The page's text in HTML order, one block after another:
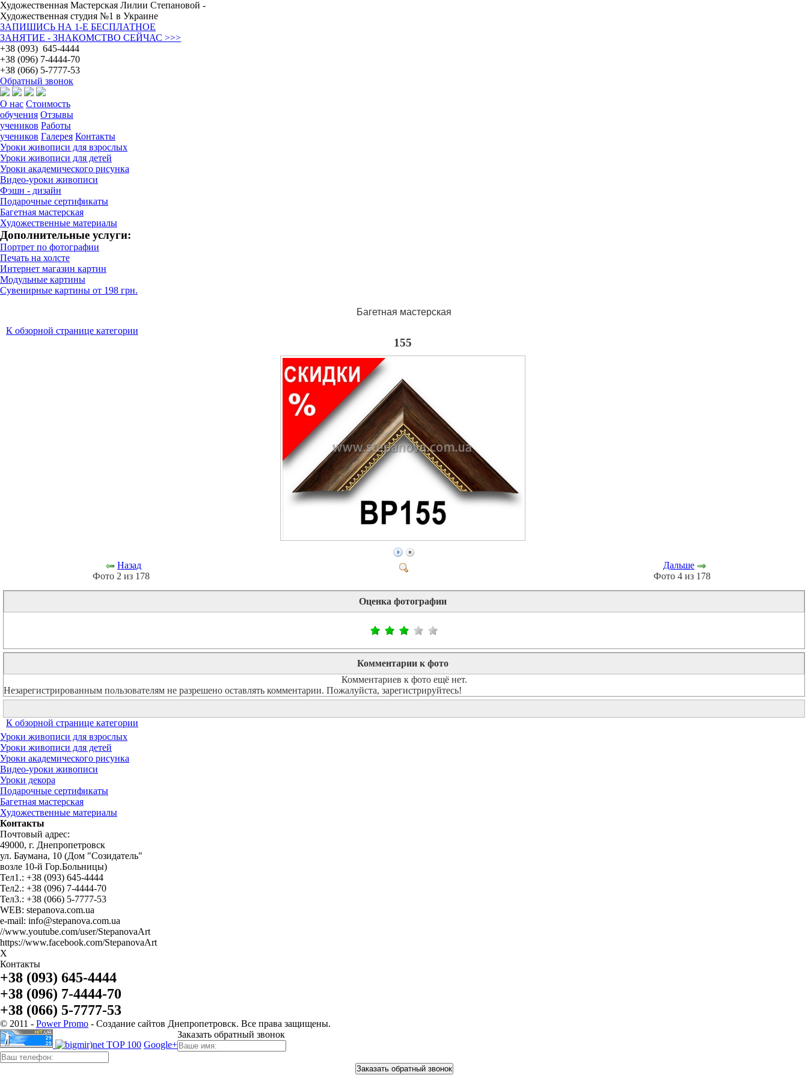
Художественная Мастерская Лилии Степановой -
Художественная студия №1 в Украине
ЗАПИШИСЬ НА 1-Е БЕСПЛАТНОЕ
ЗАНЯТИЕ - ЗНАКОМСТВО СЕЙЧАС >>>
+38 (093) 645-4444
+38 (096) 7-4444-70
+38 (066) 5-7777-53
Обратный звонок
О нас Стоимость
обучения Отзывы
учеников Работы
учеников Галерея Контакты
Уроки живописи для взрослых
Уроки живописи для детей
Уроки академического рисунка
Видео-уроки живописи
Фэшн - дизайн
Подарочные сертификаты
Багетная мастерская
Художественные материалы
Дополнительные услуги:
Портрет по фотографии
Печать на холсте
Интернет магазин картин
Модульные картины
Сувенирные картины от 198 грн.
Багетная мастерская
К обзорной странице категории
155
Назад
Фото 2 из 178
Дальше
Фото 4 из 178
Оценка фотографии
Комментарии к фото
Комментариев к фото ещё нет.
Незарегистрированным пользователям не разрешено оставлять комментарии. Пожалуйста, зарегистрируйтесь!
К обзорной странице категории
Уроки живописи для взрослых
Уроки живописи для детей
Уроки академического рисунка
Видео-уроки живописи
Уроки декора
Подарочные сертификаты
Багетная мастерская
Художественные материалы
Контакты
Почтовый адрес:
49000, г. Днепропетровск
ул. Баумана, 10 (Дом "Созидатель"
возле 10-й Гор.Больницы)
Тел1.: +38 (093) 645-4444
Тел2.: +38 (096) 7-4444-70
Тел3.: +38 (066) 5-7777-53
WEB: stepanova.com.ua
e-mail: info@stepanova.com.ua
//www.youtube.com/user/StepanovaArt
https://www.facebook.com/StepanovaArt
X
Контакты
+38 (093) 645-4444
+38 (096) 7-4444-70
+38 (066) 5-7777-53
© 2011 - Power Promo - Создание сайтов Днепропетровск. Все права защищены.
Google+
Заказать обратный звонок